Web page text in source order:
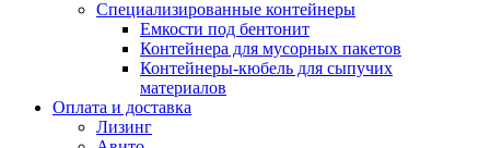
Специализированные контейнеры
Емкости под бентонит
Контейнера для мусорных пакетов
Контейнеры-кюбель для сыпучих
материалов
Оплата и доставка
Лизинг